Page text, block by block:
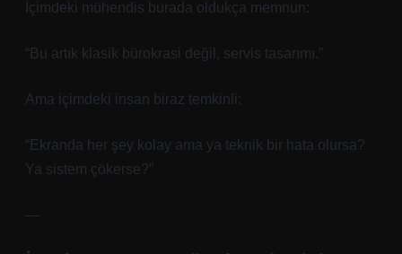
İçimdeki mühendis burada oldukça memnun:
“Bu artık klasik bürokrasi değil, servis tasarımı.”
Ama içimdeki insan biraz temkinli:
“Ekranda her şey kolay ama ya teknik bir hata olursa?
Ya sistem çökerse?”
—